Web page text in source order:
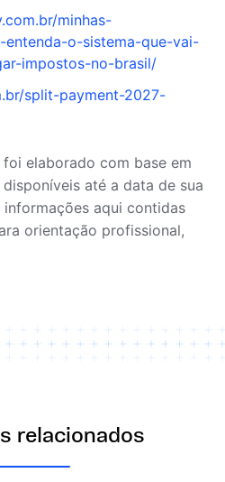
minhas-
o-sistema-que-vai-
impostos-no-brasil/
split-payment-2027-
elaborado com base em
até a data de sua
informações aqui contidas
orientação profissional,
relacionados